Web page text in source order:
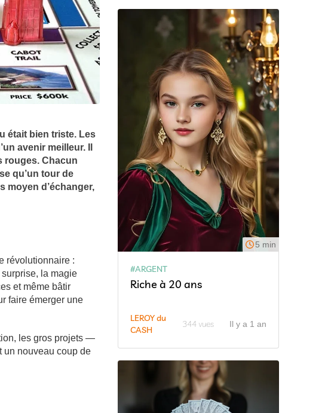
était bien triste. Les
avenir meilleur. Il
rouges. Chacun
qu’un tour de
moyen d’échanger,
révolutionnaire :
la magie
et même bâtir
faire émerger une
les gros projets —
un nouveau coup de
5 min
#ARGENT
Riche à 20 ans
LEROY du
CASH
344 vues Il y a 1 an